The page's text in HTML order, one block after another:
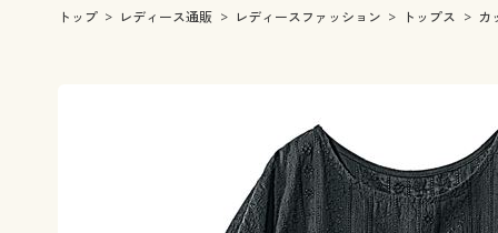
レディース通販すべてインナー・下着通販すべ
メンズ下着
ジュニア・ティーンズ下
メ
トップ レディース通販 レディースファッション トップス カ